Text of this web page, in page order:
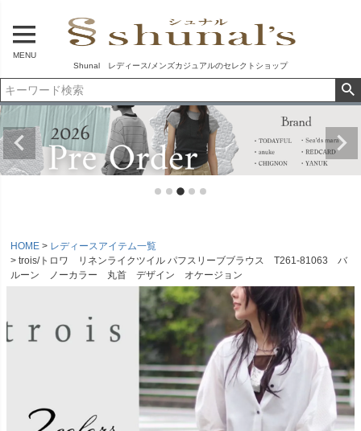
MENU
Shunal レディース/メンズカジュアルのセレクトショップ
HOME
レディースアイテム一覧
trois/トロワ リネンライクツイル パフスリーブブラウス T261-81063 バ
ルーン ノーカラー 丸首 デザイン オケージョン